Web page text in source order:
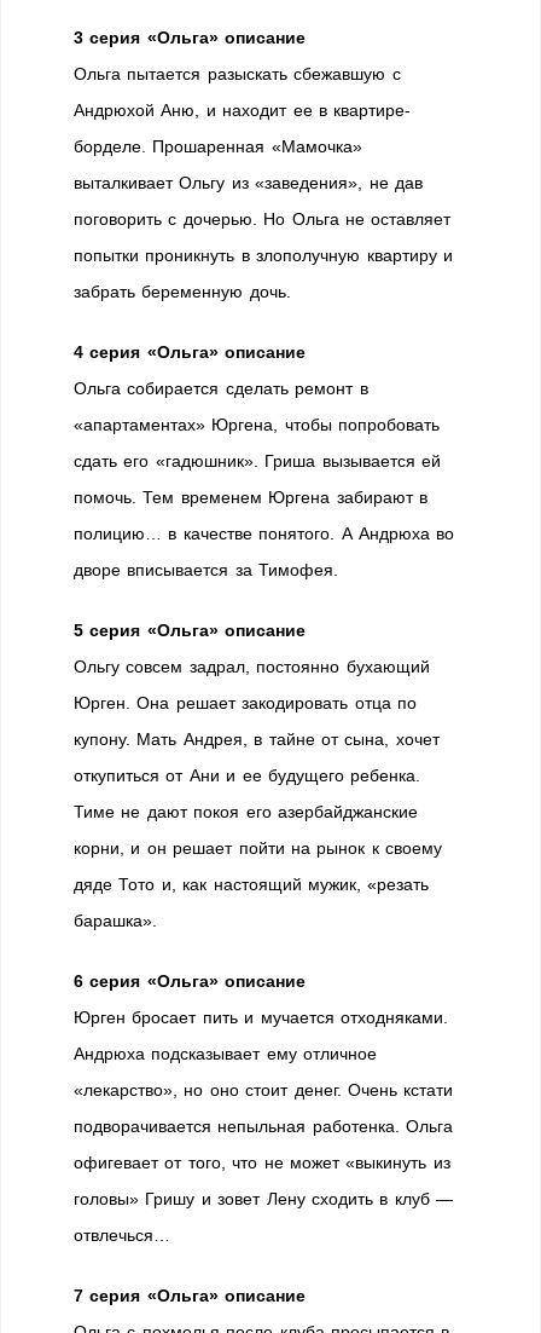
3 серия «Ольга» описание
Ольга пытается разыскать сбежавшую с
Андрюхой Аню, и находит ее в квартире-
борделе. Прошаренная «Мамочка»
выталкивает Ольгу из «заведения», не дав
поговорить с дочерью. Но Ольга не оставляет
попытки проникнуть в злополучную квартиру и
забрать беременную дочь.
4 серия «Ольга» описание
Ольга собирается сделать ремонт в
«апартаментах» Юргена, чтобы попробовать
сдать его «гадюшник». Гриша вызывается ей
помочь. Тем временем Юргена забирают в
полицию… в качестве понятого. А Андрюха во
дворе вписывается за Тимофея.
5 серия «Ольга» описание
Ольгу совсем задрал, постоянно бухающий
Юрген. Она решает закодировать отца по
купону. Мать Андрея, в тайне от сына, хочет
откупиться от Ани и ее будущего ребенка.
Тиме не дают покоя его азербайджанские
корни, и он решает пойти на рынок к своему
дяде Тото и, как настоящий мужик, «резать
барашка».
6 серия «Ольга» описание
Юрген бросает пить и мучается отходняками.
Андрюха подсказывает ему отличное
«лекарство», но оно стоит денег. Очень кстати
подворачивается непыльная работенка. Ольга
офигевает от того, что не может «выкинуть из
головы» Гришу и зовет Лену сходить в клуб —
отвлечься…
7 серия «Ольга» описание